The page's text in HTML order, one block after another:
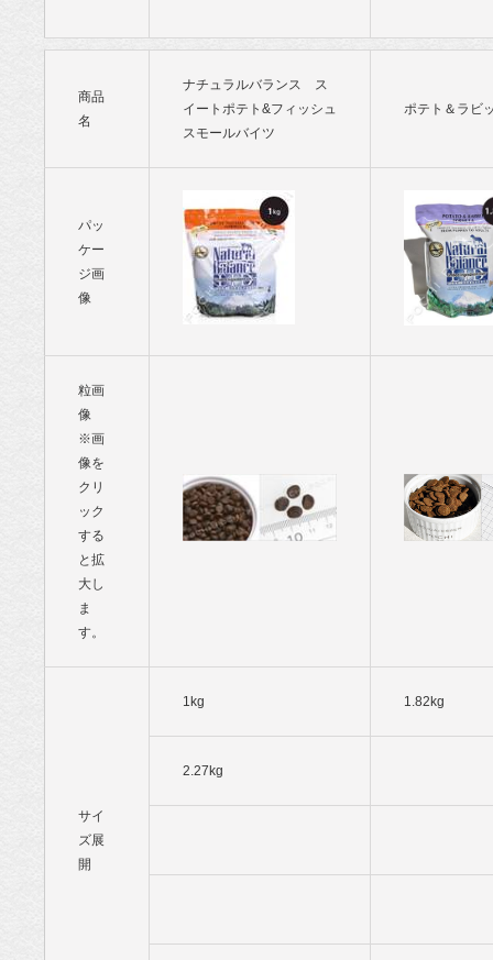
商品
名
ナチュラルバランス ス
イートポテト&フィッシュ
スモールバイツ
ポテト＆ラビ
パッ
ケー
ジ画
像
粒画
像
※画
像を
クリ
ック
する
と拡
大し
ま
す。
サイ
ズ展
開
1kg 1.82kg
2.27kg